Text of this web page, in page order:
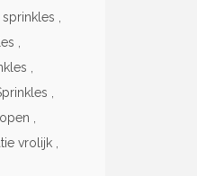
vrolijk